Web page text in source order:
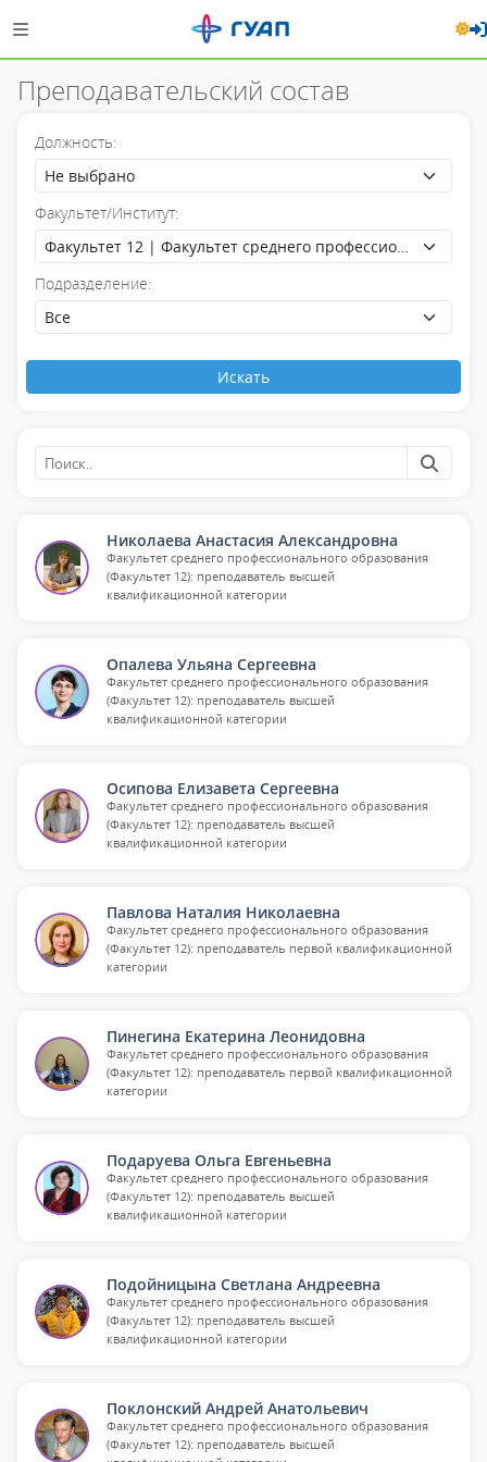
Преподавательский состав
Должность:
Не выбрано
Факультет/Институт:
Факультет 12 | Факультет среднего профессионального образования (Факультет 12)
Подразделение:
Все
Искать
Николаева Анастасия Александровна
Факультет среднего профессионального образования
(Факультет 12): преподаватель высшей
квалификационной категории
Опалева Ульяна Сергеевна
Факультет среднего профессионального образования
(Факультет 12): преподаватель высшей
квалификационной категории
Осипова Елизавета Сергеевна
Факультет среднего профессионального образования
(Факультет 12): преподаватель высшей
квалификационной категории
Павлова Наталия Николаевна
Факультет среднего профессионального образования
(Факультет 12): преподаватель первой квалификационной
категории
Пинегина Екатерина Леонидовна
Факультет среднего профессионального образования
(Факультет 12): преподаватель первой квалификационной
категории
Подаруева Ольга Евгеньевна
Факультет среднего профессионального образования
(Факультет 12): преподаватель высшей
квалификационной категории
Подойницына Светлана Андреевна
Факультет среднего профессионального образования
(Факультет 12): преподаватель высшей
квалификационной категории
Поклонский Андрей Анатольевич
Факультет среднего профессионального образования
(Факультет 12): преподаватель высшей